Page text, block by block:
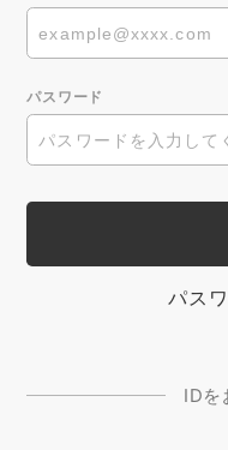
パスワード
パス
IDを